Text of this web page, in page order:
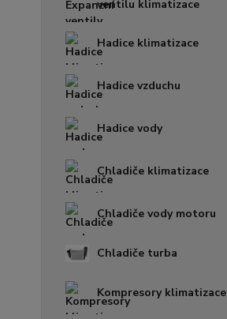
ventilu klimatizace
Hadice klimatizace
Hadice vzduchu
Hadice vody
Chladiče klimatizace
Chladiče vody motoru
Chladiče turba
Kompresory klimatizace